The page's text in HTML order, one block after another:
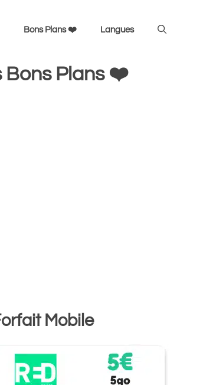
Bons Plans ❤️ Langues
Bons Plans ❤️
Mobile